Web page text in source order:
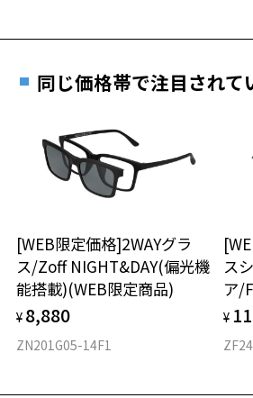
14.2g
※着脱式サングラス：デモレンズ、アタッチメント込
タイプ
材質
フロント素材：メタル
す。
お近くのZoff実店舗にて度数を測定い
その際は記入用紙をダウンロードして
同じ価格帯で注目されて
[WEB限定価格]2WAYグラ
ス/Zoff NIGHT&DAY(偏光機
能搭載)(WEB限定商品)
¥ 8,880
ZN201G05-14F1
ス
ア/
¥